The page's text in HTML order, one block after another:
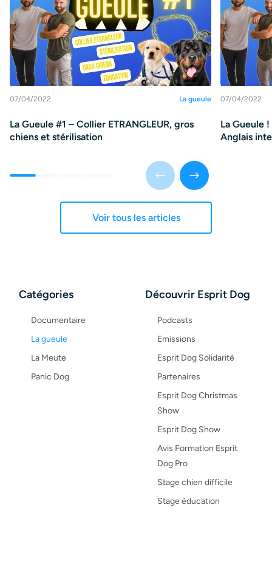
Catégories
Documentaire
La gueule
La Meute
Panic Dog
Découvrir Esprit Dog
Podcasts
Emissions
Esprit Dog Solidarité
Partenaires
Esprit Dog Christmas
Show
Esprit Dog Show
Avis Formation Esprit
Dog Pro
Stage chien difficile
Stage éducation
07/04/2022 La gueule
La Gueule #1 – Collier ETRANGLEUR, gros
chiens et stérilisation
07/04/2022
La Gueule
Anglais
Voir tous les articles